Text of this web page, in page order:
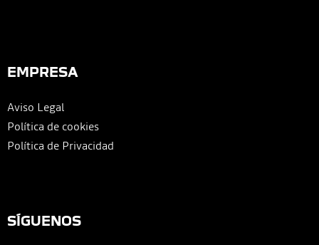
EMPRESA
Aviso Legal
Política de cookies
Política de Privacidad
SÍGUENOS